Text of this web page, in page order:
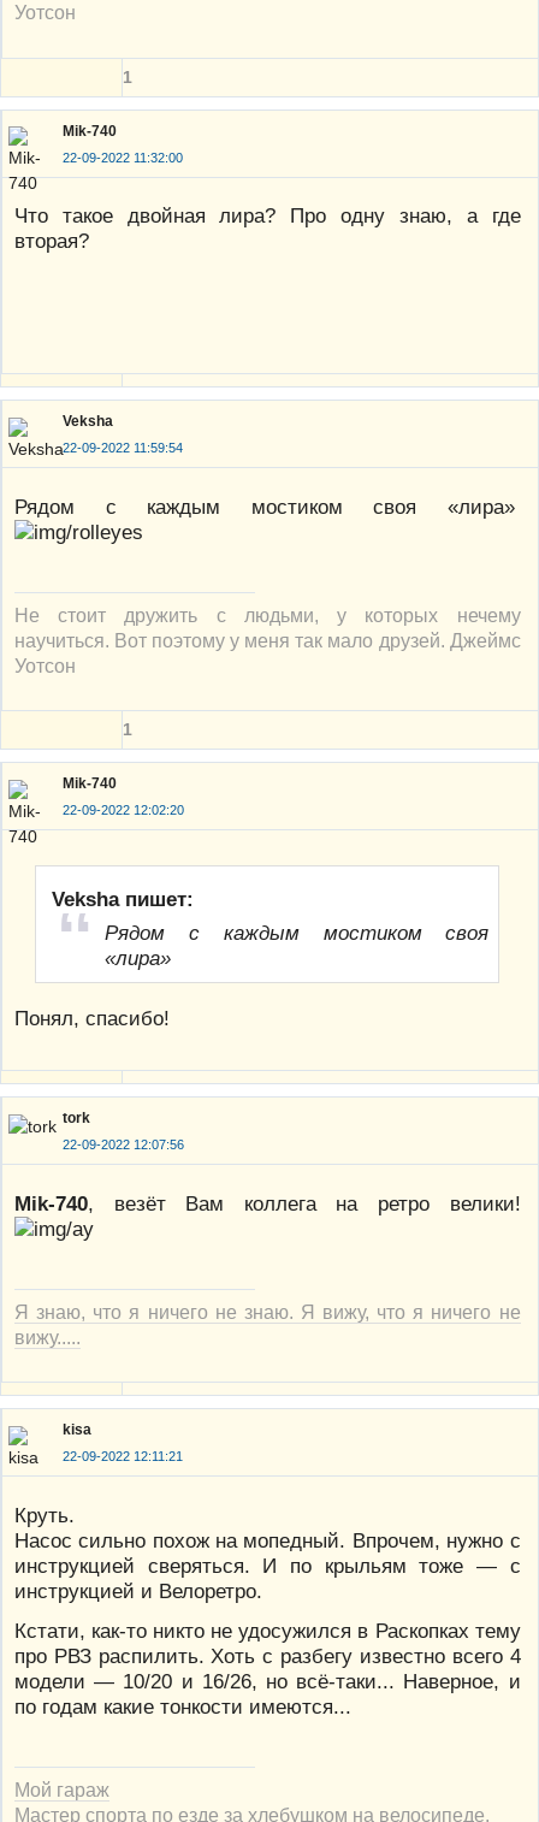
Уотсон
1
Mik-740
22-09-2022 11:32:00
Что такое двойная лира? Про одну знаю, а где
вторая?
Veksha
22-09-2022 11:59:54
Рядом с каждым мостиком своя «лира»
Не стоит дружить с людьми, у которых нечему
научиться. Вот поэтому у меня так мало друзей. Джеймс
Уотсон
1
Mik-740
22-09-2022 12:02:20
Veksha пишет:
Рядом с каждым мостиком своя
«лира»
Понял, спасибо!
tork
22-09-2022 12:07:56
Mik-740, везёт Вам коллега на ретро велики!
Я знаю, что я ничего не знаю. Я вижу, что я ничего не
вижу.....
kisa
22-09-2022 12:11:21
Круть.
Насос сильно похож на мопедный. Впрочем, нужно с
инструкцией сверяться. И по крыльям тоже — с
инструкцией и Велоретро.
Кстати, как-то никто не удосужился в Раскопках тему
про РВЗ распилить. Хоть с разбегу известно всего 4
модели — 10/20 и 16/26, но всё-таки... Наверное, и
по годам какие тонкости имеются...
Мой гараж
Мастер спорта по езде за хлебушком на велосипеде.